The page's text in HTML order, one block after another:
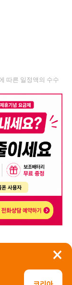
×
따른 일정액의 수수